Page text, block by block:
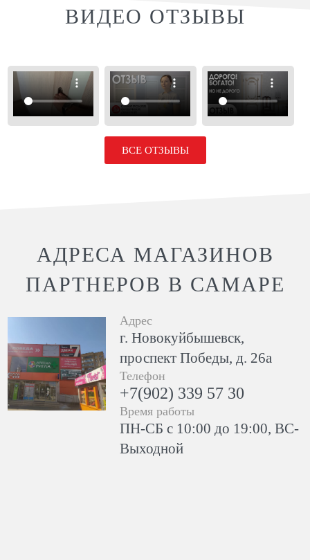
ВИДЕО ОТЗЫВЫ
ВСЕ ОТЗЫВЫ
АДРЕСА МАГАЗИНОВ
ПАРТНЕРОВ В САМАРЕ
Адрес
г. Новокуйбышевск,
проспект Победы, д. 26а
Телефон
+7(902) 339 57 30
Время работы
ПН-СБ с 10:00 до 19:00, ВС-
Выходной